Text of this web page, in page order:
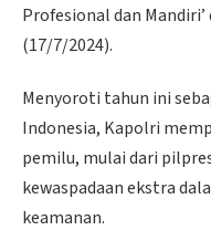
Profesional dan
(17/7/2024).
Menyoroti tahun ini
Indonesia, Kapolri
pemilu, mulai dari
kewaspadaan ekstra
keamanan.